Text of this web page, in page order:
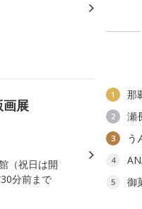
展
（祝日は開
分前まで
1 那
2 瀬
3 う
4
5
御